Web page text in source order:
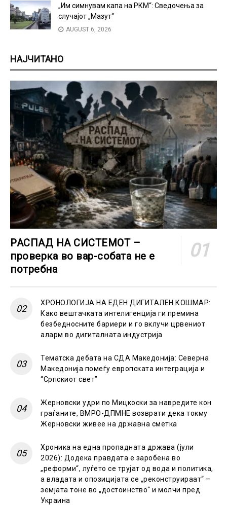
„Им симнувам капа на РКМ“: Сведочења за
случајот „Мазут“
AUGUST 6, 2026
НАЈЧИТАНО
РАСПАД НА СИСТЕМОТ –
проверка во вар-собата не е
потребна
ХРОНОЛОГИЈА НА ЕДЕН ДИГИТАЛЕН КОШМАР:
Како вештачката интелигенција ги премина
безбедносните бариери и го вклучи црвениот
аларм во дигиталната индустрија
Тематска дебата на СДА Македонија: Северна
Македонија помеѓу европската интеграција и
“Српскиот свет”
Жерновски удри по Мицкоски за навредите кон
граѓаните, ВМРО-ДПМНЕ возврати дека токму
Жерновски живее на државна сметка
Хроника на една пропадната држава (јули
2026): Додека правдата е заробена во
„реформи“, луѓето се трујат од вода и политика,
а владата и опозицијата се „реконструираат“ –
земјата тоне во „достоинство“ и молчи пред
Украина